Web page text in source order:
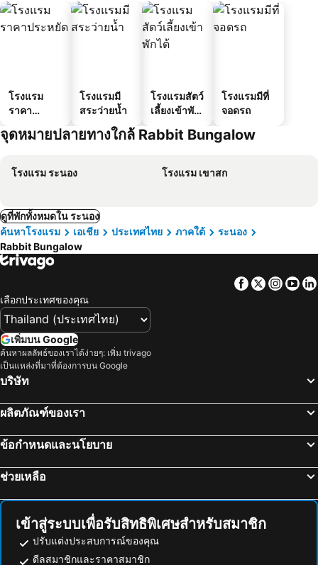
โรงแรม
ราคา
โรงแรมมี
สระว่ายน้ำ
โรงแรมสัตว์
เลี้ยงเข้าพัก
โรงแรมมีที่
จอดรถ
จุดหมายปลายทางใกล้ Rabbit Bungalow
โรงแรม ระนอง โรงแรม เขาสก
ดูที่พักทั้งหมดใน ระนอง
ค้นหาโรงแรม
เอเชีย ประเทศไทย ภาคใต้
ระนอง
Rabbit Bungalow
Facebook
Twitter
เลือกประเทศของคุณ
เพิ่มบน Google
ค้นหาผลลัพธ์ของเราได้ง่ายๆ: เพิ่ม trivago
เป็นแหล่งที่มาที่ต้องการบน Google
บริษัท
ผลิตภัณฑ์ของเรา
ข้อกำหนดและนโยบาย
ช่วยเหลือ
เข้าสู่ระบบเพื่อรับสิทธิพิเศษสำหรับสมาชิก
ปรับแต่งประสบการณ์ของคุณ
ดีลสมาชิกและราคาสมาชิก